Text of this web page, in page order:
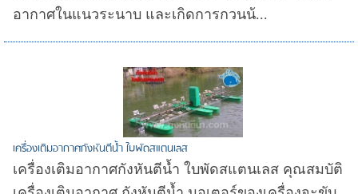
อากาศในแนวระนาบ และเกิดการกวนน้...
เครื่องเติมอากาศกังหันตีน้ำ ใบพัดสแตนเลส
เครื่องเติมอากาศกังหันตีน้ำ ใบพัดสแตนเลส คุณสมบัติ